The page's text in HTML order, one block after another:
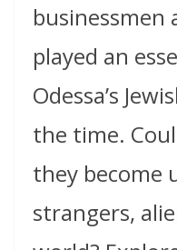
businessmen
played an
Odessa’s
the time.
they become
strangers,